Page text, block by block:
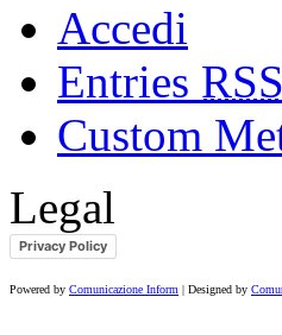
Accedi
Entries RSS
Custom
Legal
Privacy Policy
Powered by Comunicazione Inform | Designed by